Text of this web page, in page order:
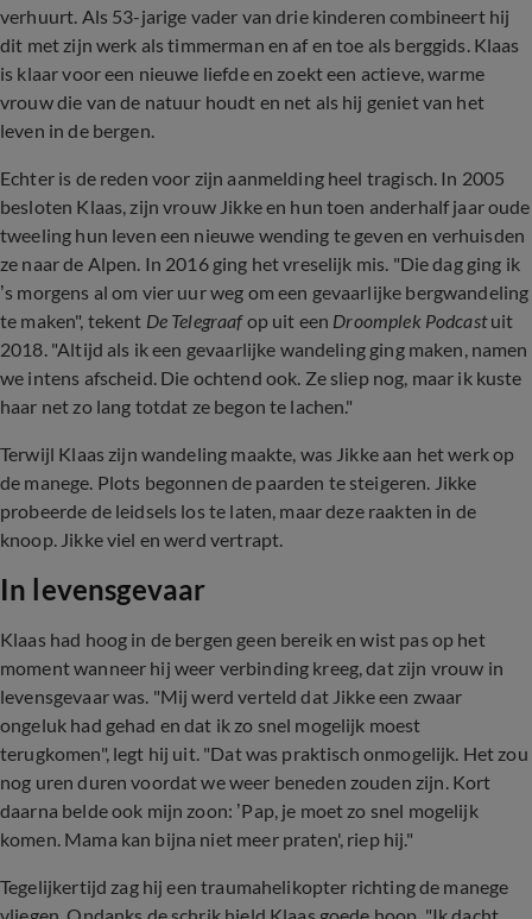
verhuurt. Als 53-jarige vader van drie kinderen combineert hij
dit met zijn werk als timmerman en af en toe als berggids. Klaas
is klaar voor een nieuwe liefde en zoekt een actieve, warme
vrouw die van de natuur houdt en net als hij geniet van het
leven in de bergen.
Echter is de reden voor zijn aanmelding heel tragisch. In 2005
besloten Klaas, zijn vrouw Jikke en hun toen anderhalf jaar oude
tweeling hun leven een nieuwe wending te geven en verhuisden
ze naar de Alpen. In 2016 ging het vreselijk mis. "Die dag ging ik
’s morgens al om vier uur weg om een gevaarlijke bergwandeling
te maken", tekent De Telegraafop uit een Droomplek Podcastuit
2018. "Altijd als ik een gevaarlijke wandeling ging maken, namen
we intens afscheid. Die ochtend ook. Ze sliep nog, maar ik kuste
haar net zo lang totdat ze begon te lachen."
Terwijl Klaas zijn wandeling maakte, was Jikke aan het werk op
de manege. Plots begonnen de paarden te steigeren. Jikke
probeerde de leidsels los te laten, maar deze raakten in de
knoop. Jikke viel en werd vertrapt.
In levensgevaar
Klaas had hoog in de bergen geen bereik en wist pas op het
moment wanneer hij weer verbinding kreeg, dat zijn vrouw in
levensgevaar was. "Mij werd verteld dat Jikke een zwaar
ongeluk had gehad en dat ik zo snel mogelijk moest
terugkomen", legt hij uit. "Dat was praktisch onmogelijk. Het zou
nog uren duren voordat we weer beneden zouden zijn. Kort
daarna belde ook mijn zoon: ’Pap, je moet zo snel mogelijk
komen. Mama kan bijna niet meer praten', riep hij."
Tegelijkertijd zag hij een traumahelikopter richting de manege